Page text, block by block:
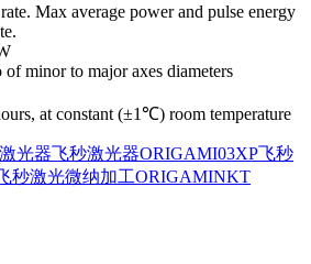
Max average power and pulse energy
minor to major axes diameters
at constant (±1℃) room temperature
光器飞秒激光器ORIGAMI03XP飞秒
秒激光微纳加工ORIGAMINKT